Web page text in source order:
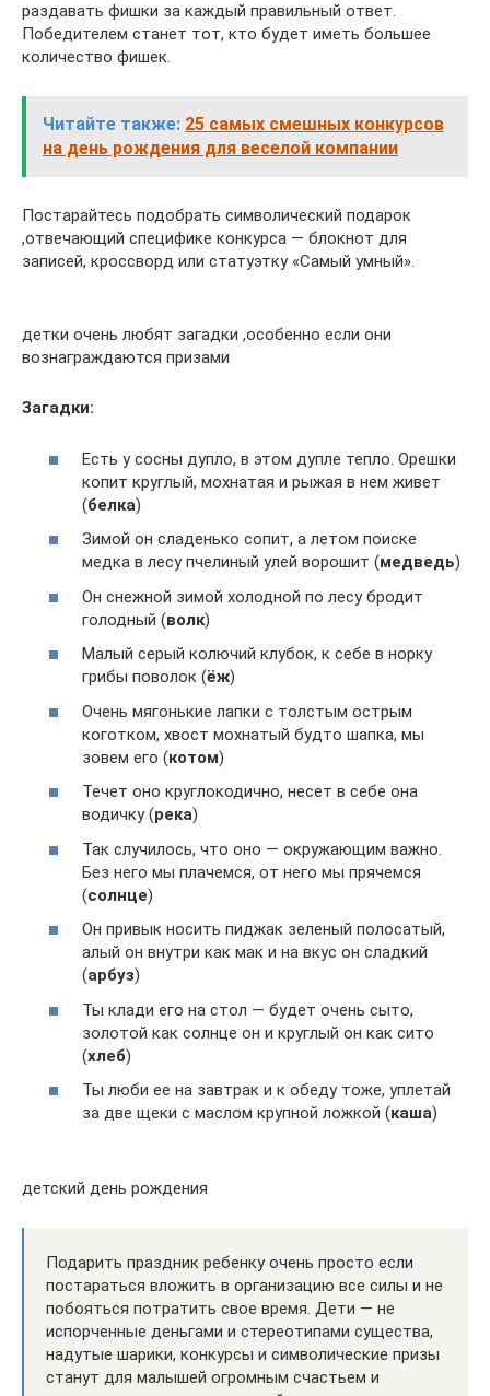
раздавать фишки за каждый правильный ответ.
Победителем станет тот, кто будет иметь большее
количество фишек.
Читайте также: 25 самых смешных конкурсов
на день рождения для веселой компании
Постарайтесь подобрать символический подарок
,отвечающий специфике конкурса — блокнот для
записей, кроссворд или статуэтку «Самый умный».
детки очень любят загадки ,особенно если они
вознаграждаются призами
Загадки:
Есть у сосны дупло, в этом дупле тепло. Орешки
копит круглый, мохнатая и рыжая в нем живет
(белка)
Зимой он сладенько сопит, а летом поиске
медка в лесу пчелиный улей ворошит (медведь)
Он снежной зимой холодной по лесу бродит
голодный (волк)
Малый серый колючий клубок, к себе в норку
грибы поволок (ёж)
Очень мягонькие лапки с толстым острым
коготком, хвост мохнатый будто шапка, мы
зовем его (котом)
Течет оно круглокодично, несет в себе она
водичку (река)
Так случилось, что оно — окружающим важно.
Без него мы плачемся, от него мы прячемся
(солнце)
Он привык носить пиджак зеленый полосатый,
алый он внутри как мак и на вкус он сладкий
(арбуз)
Ты клади его на стол — будет очень сыто,
золотой как солнце он и круглый он как сито
(хлеб)
Ты люби ее на завтрак и к обеду тоже, уплетай
за две щеки с маслом крупной ложкой (каша)
детский день рождения
Подарить праздник ребенку очень просто если
постараться вложить в организацию все силы и не
побояться потратить свое время. Дети — не
испорченные деньгами и стереотипами существа,
надутые шарики, конкурсы и символические призы
станут для малышей огромным счастьем и